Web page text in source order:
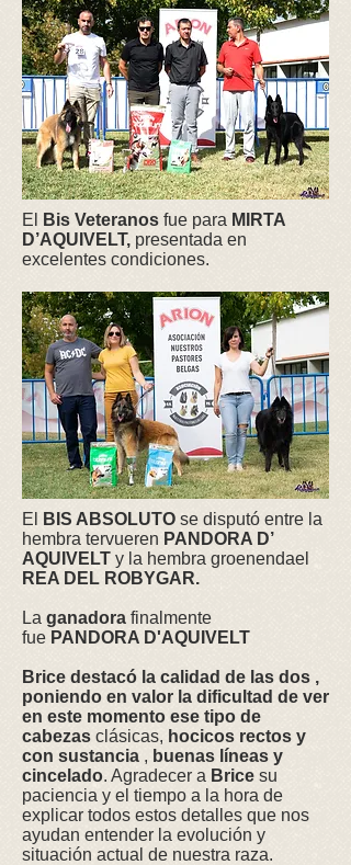
El Bis Veteranos fue para MIRTA
D’AQUIVELT, presentada en
excelentes condiciones.
El BIS ABSOLUTO se disputó entre la
hembra tervueren PANDORA D’
AQUIVELT y la hembra groenendael
REA DEL ROBYGAR.
La ganadora finalmente
fue PANDORA D'AQUIVELT
Brice destacó la calidad de las dos ,
poniendo en valor la dificultad de ver
en este momento ese tipo de
cabezas clásicas, hocicos rectos y
con sustancia , buenas líneas y
cincelado. Agradecer a Brice su
paciencia y el tiempo a la hora de
explicar todos estos detalles que nos
ayudan entender la evolución y
situación actual de nuestra raza.